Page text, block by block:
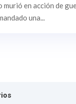
murió en acción de
una...